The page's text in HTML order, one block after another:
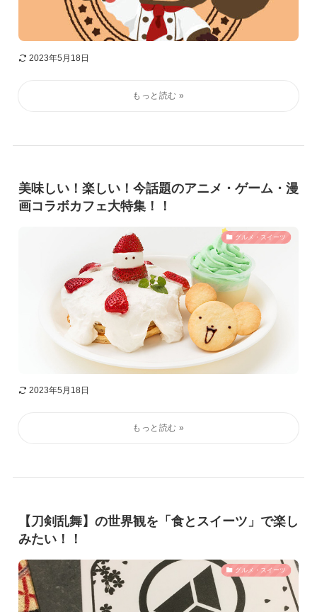
2023年5月18日
美味しい！楽しい！今話題のアニメ・ゲーム・漫
画コラボカフェ大特集！！
グルメ・スイーツ
2023年5月18日
【刀剣乱舞】の世界観を「食とスイーツ」で楽し
みたい！！
グルメ・スイーツ